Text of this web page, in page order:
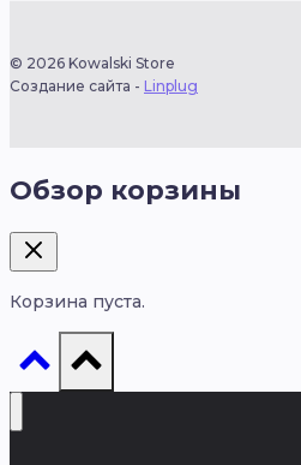
© 2026 Kowalski Store
Создание сайта - Linplug
Обзор корзины
Корзина пуста.